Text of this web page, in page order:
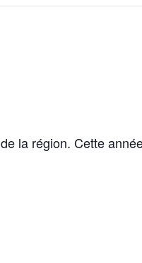
la région. Cette